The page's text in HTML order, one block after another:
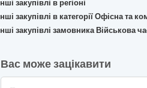
Інші закупівлі в регіоні
Інші закупівлі в категорії Офісна та
Інші закупівлі замовника Військова
Вас може зацікавити